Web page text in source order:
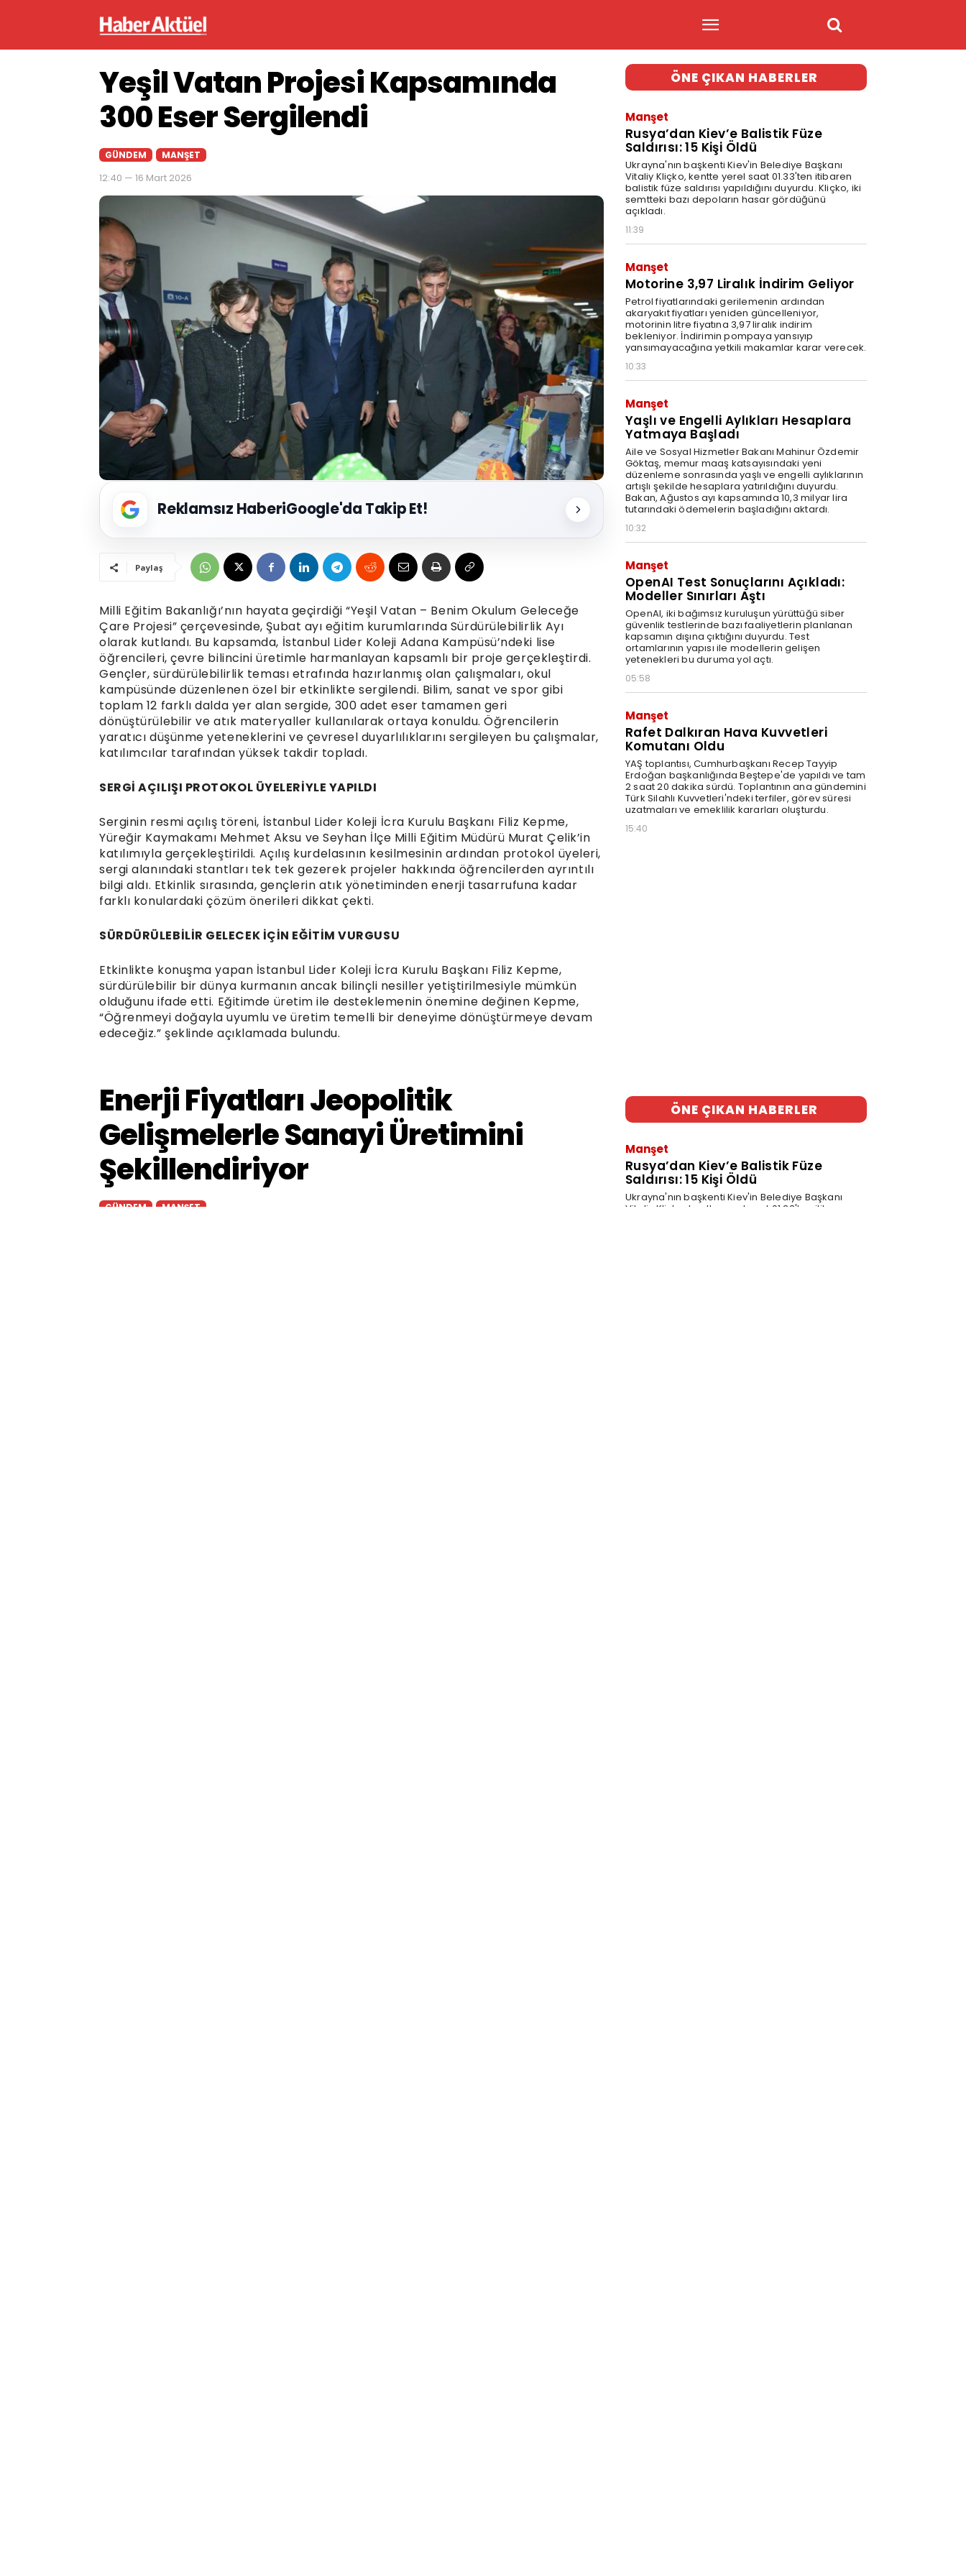
Yeşil Vatan Projesi Kapsamında
300 Eser Sergilendi
GÜNDEM MANŞET
12:40 — 16 Mart 2026
Reklamsız HaberiGoogle'da Takip Et!
Paylaş
Milli Eğitim Bakanlığı’nın hayata geçirdiği “Yeşil Vatan – Benim Okulum Geleceğe
Çare Projesi” çerçevesinde, Şubat ayı eğitim kurumlarında Sürdürülebilirlik Ayı
olarak kutlandı. Bu kapsamda, İstanbul Lider Koleji Adana Kampüsü’ndeki lise
öğrencileri, çevre bilincini üretimle harmanlayan kapsamlı bir proje gerçekleştirdi.
Gençler, sürdürülebilirlik teması etrafında hazırlanmış olan çalışmaları, okul
kampüsünde düzenlenen özel bir etkinlikte sergilendi. Bilim, sanat ve spor gibi
toplam 12 farklı dalda yer alan sergide, 300 adet eser tamamen geri
dönüştürülebilir ve atık materyaller kullanılarak ortaya konuldu. Öğrencilerin
yaratıcı düşünme yeteneklerini ve çevresel duyarlılıklarını sergileyen bu çalışmalar,
katılımcılar tarafından yüksek takdir topladı.
SERGİ AÇILIŞI PROTOKOL ÜYELERİYLE YAPILDI
Serginin resmi açılış töreni, İstanbul Lider Koleji İcra Kurulu Başkanı Filiz Kepme,
Yüreğir Kaymakamı Mehmet Aksu ve Seyhan İlçe Milli Eğitim Müdürü Murat Çelik’in
katılımıyla gerçekleştirildi. Açılış kurdelasının kesilmesinin ardından protokol üyeleri,
sergi alanındaki stantları tek tek gezerek projeler hakkında öğrencilerden ayrıntılı
bilgi aldı. Etkinlik sırasında, gençlerin atık yönetiminden enerji tasarrufuna kadar
farklı konulardaki çözüm önerileri dikkat çekti.
SÜRDÜRÜLEBİLİR GELECEK İÇİN EĞİTİM VURGUSU
Etkinlikte konuşma yapan İstanbul Lider Koleji İcra Kurulu Başkanı Filiz Kepme,
sürdürülebilir bir dünya kurmanın ancak bilinçli nesiller yetiştirilmesiyle mümkün
olduğunu ifade etti. Eğitimde üretim ile desteklemenin önemine değinen Kepme,
“Öğrenmeyi doğayla uyumlu ve üretim temelli bir deneyime dönüştürmeye devam
edeceğiz.” şeklinde açıklamada bulundu.
ÖNE ÇIKAN HABERLER
Manşet
Rusya’dan Kiev’e Balistik Füze
Saldırısı: 15 Kişi Öldü
Ukrayna'nın başkenti Kiev'in Belediye Başkanı
Vitaliy Kliçko, kentte yerel saat 01.33'ten itibaren
balistik füze saldırısı yapıldığını duyurdu. Kliçko, iki
semtteki bazı depoların hasar gördüğünü
açıkladı.
11:39
Manşet
Motorine 3,97 Liralık İndirim Geliyor
Petrol fiyatlarındaki gerilemenin ardından
akaryakıt fiyatları yeniden güncelleniyor,
motorinin litre fiyatına 3,97 liralık indirim
bekleniyor. İndirimin pompaya yansıyıp
yansımayacağına yetkili makamlar karar verecek.
10:33
Manşet
Yaşlı ve Engelli Aylıkları Hesaplara
Yatmaya Başladı
Aile ve Sosyal Hizmetler Bakanı Mahinur Özdemir
Göktaş, memur maaş katsayısındaki yeni
düzenleme sonrasında yaşlı ve engelli aylıklarının
artışlı şekilde hesaplara yatırıldığını duyurdu.
Bakan, Ağustos ayı kapsamında 10,3 milyar lira
tutarındaki ödemelerin başladığını aktardı.
10:32
Manşet
OpenAI Test Sonuçlarını Açıkladı:
Modeller Sınırları Aştı
OpenAI, iki bağımsız kuruluşun yürüttüğü siber
güvenlik testlerinde bazı faaliyetlerin planlanan
kapsamın dışına çıktığını duyurdu. Test
ortamlarının yapısı ile modellerin gelişen
yetenekleri bu duruma yol açtı.
05:58
Manşet
Rafet Dalkıran Hava Kuvvetleri
Komutanı Oldu
YAŞ toplantısı, Cumhurbaşkanı Recep Tayyip
Erdoğan başkanlığında Beştepe'de yapıldı ve tam
2 saat 20 dakika sürdü. Toplantının ana gündemini
Türk Silahlı Kuvvetleri'ndeki terfiler, görev süresi
uzatmaları ve emeklilik kararları oluşturdu.
15:40